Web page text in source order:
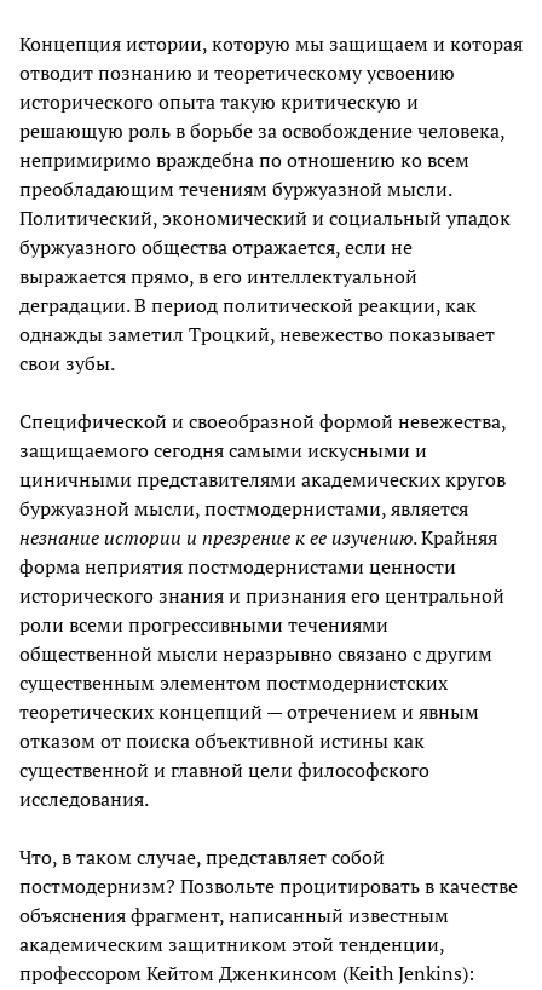
Концепция истории, которую мы защищаем и которая
отводит познанию и теоретическому усвоению
исторического опыта такую критическую и
решающую роль в борьбе за освобождение человека,
непримиримо враждебна по отношению ко всем
преобладающим течениям буржуазной мысли.
Политический, экономический и социальный упадок
буржуазного общества отражается, если не
выражается прямо, в его интеллектуальной
деградации. В период политической реакции, как
однажды заметил Троцкий, невежество показывает
свои зубы.
Специфической и своеобразной формой невежества,
защищаемого сегодня самыми искусными и
циничными представителями академических кругов
буржуазной мысли, постмодернистами, является
незнание истории и презрение к ее изучению. Крайняя
форма неприятия постмодернистами ценности
исторического знания и признания его центральной
роли всеми прогрессивными течениями
общественной мысли неразрывно связано с другим
существенным элементом постмодернистских
теоретических концепций — отречением и явным
отказом от поиска объективной истины как
существенной и главной цели философского
исследования.
Что, в таком случае, представляет собой
постмодернизм? Позвольте процитировать в качестве
объяснения фрагмент, написанный известным
академическим защитником этой тенденции,
профессором Кейтом Дженкинсом (Keith Jenkins):